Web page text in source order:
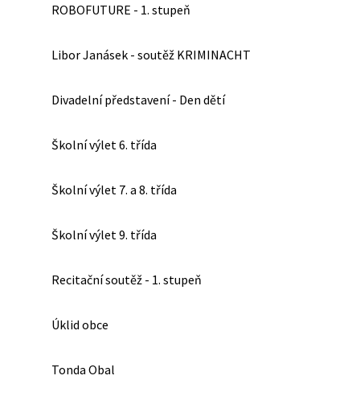
ROBOFUTURE - 1. stupeň
Libor Janásek - soutěž KRIMINACHT
Divadelní představení - Den dětí
Školní výlet 6. třída
Školní výlet 7. a 8. třída
Školní výlet 9. třída
Recitační soutěž - 1. stupeň
Úklid obce
Tonda Obal